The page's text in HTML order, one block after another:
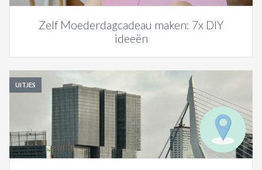
Zelf Moederdagcadeau maken: 7x DIY
ideeën
UITJES